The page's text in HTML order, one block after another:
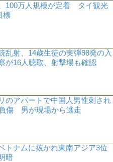
100万人規模が定着 タイ観光
標
乱射、14歳生徒の実弾98発の入
16人聴取、射撃場も確認
のアパートで中国人男性刺され
傷 男が現場から逃走
トナムに抜かれ東南アジア3位
暗